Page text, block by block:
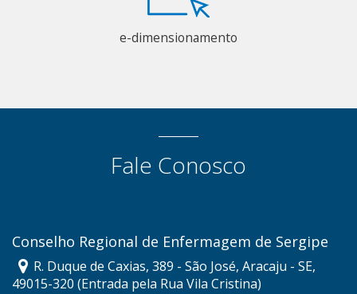
e-dimensionamento
Fale Conosco
Conselho Regional de Enfermagem de Sergipe
R. Duque de Caxias, 389 - São José, Aracaju - SE,
49015-320 (Entrada pela Rua Vila Cristina)